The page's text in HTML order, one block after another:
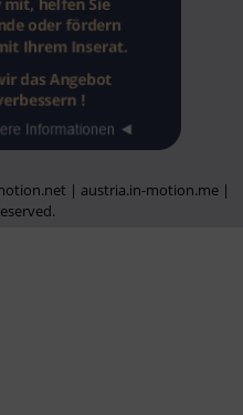
| austria.in-motion.me |